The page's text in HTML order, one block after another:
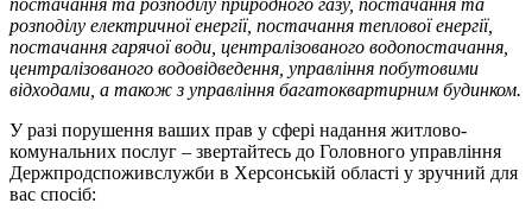
розподілу електричної енергії, постачання теплової енергії,
постачання гарячої води, централізованого водопостачання,
централізованого водовідведення, управління побутовими
відходами, а також з управління багатоквартирним будинком.
У разі порушення ваших прав у сфері надання житлово-
комунальних послуг – звертайтесь до Головного управління
Держпродспоживслужби в Херсонській області у зручний для
вас спосіб: